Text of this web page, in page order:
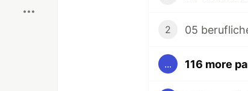
2 05
... 116 more